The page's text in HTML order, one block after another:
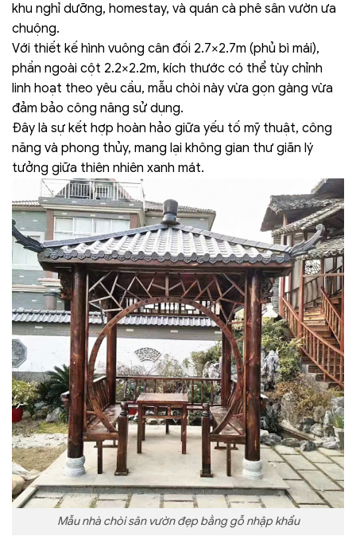
khu nghỉ dưỡng, homestay, và quán cà phê sân vườn ưa
chuộng.
Với thiết kế hình vuông cân đối 2.7×2.7m (phủ bì mái),
phần ngoài cột 2.2×2.2m, kích thước có thể tùy chỉnh
linh hoạt theo yêu cầu, mẫu chòi này vừa gọn gàng vừa
đảm bảo công năng sử dụng.
Đây là sự kết hợp hoàn hảo giữa yếu tố mỹ thuật, công
năng và phong thủy, mang lại không gian thư giãn lý
tưởng giữa thiên nhiên xanh mát.
Mẫu nhà chòi sân vườn đẹp bằng gỗ nhập khẩu